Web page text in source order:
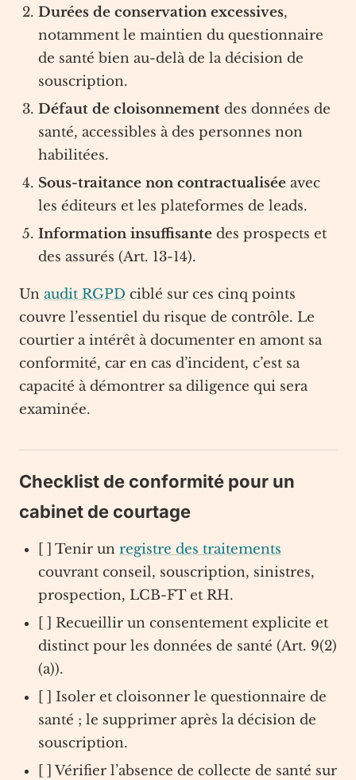
Durées de conservation excessives,
notamment le maintien du questionnaire
de santé bien au-delà de la décision de
souscription.
Défaut de cloisonnement des données de
santé, accessibles à des personnes non
habilitées.
Sous-traitance non contractualisée avec
les éditeurs et les plateformes de leads.
Information insuffisante des prospects et
des assurés (Art. 13-14).
Un audit RGPD ciblé sur ces cinq points
couvre l’essentiel du risque de contrôle. Le
courtier a intérêt à documenter en amont sa
conformité, car en cas d’incident, c’est sa
capacité à démontrer sa diligence qui sera
examinée.
Checklist de conformité pour un
cabinet de courtage
[ ] Tenir un registre des traitements
couvrant conseil, souscription, sinistres,
prospection, LCB-FT et RH.
[ ] Recueillir un consentement explicite et
distinct pour les données de santé (Art. 9(2)
(a)).
[ ] Isoler et cloisonner le questionnaire de
santé ; le supprimer après la décision de
souscription.
[ ] Vérifier l’absence de collecte de santé sur